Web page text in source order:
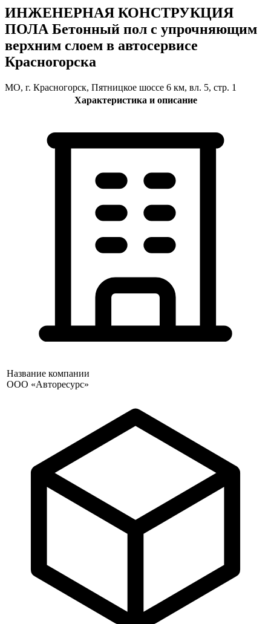
ИНЖЕНЕРНАЯ КОНСТРУКЦИЯ
ПОЛА Бетонный пол с упрочняющим
верхним слоем в автосервисе
Красногорска
МО, г. Красногорск, Пятницкое шоссе 6 км, вл. 5, стр. 1
Характеристика и описание
Название компании
ООО «Авторесурс»